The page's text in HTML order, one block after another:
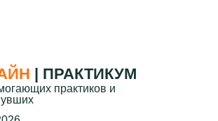
| ПРАКТИКУМ
практиков и